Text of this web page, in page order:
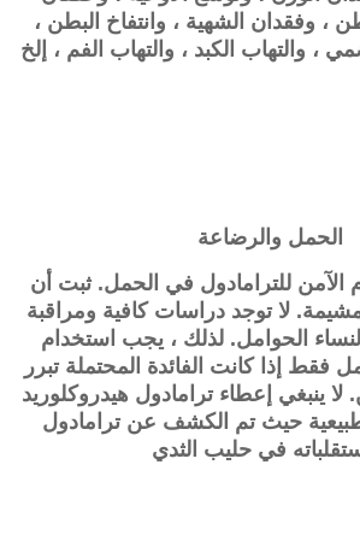
، وفقدان الشهية ، وانتفاخ البطن ،
، والتهاب الكبد ، والتهاب الفم ، إلخ
الحمل والرضاعة
الآمن للترامادول في الحمل. ثبت أن
لا توجد دراسات كافية ومراقبة
الحوامل. لذلك ، يجب استخدام
فقط إذا كانت الفائدة المحتملة تبرر
لا ينبغي إعطاء ترامادول هيدروكلوريد
حيث تم الكشف عن ترامادول
في حليب الثدي